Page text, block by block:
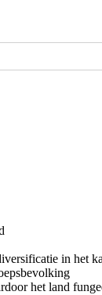
in het
het land